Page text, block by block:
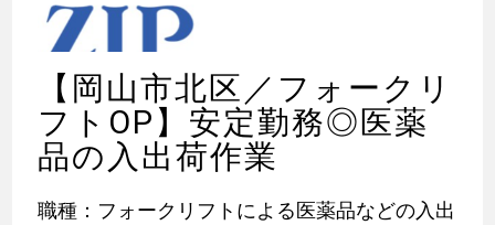
【岡山市北区／フォークリ
フトOP】安定勤務◎医薬
品の入出荷作業
職種：フォークリフトによる医薬品などの入出